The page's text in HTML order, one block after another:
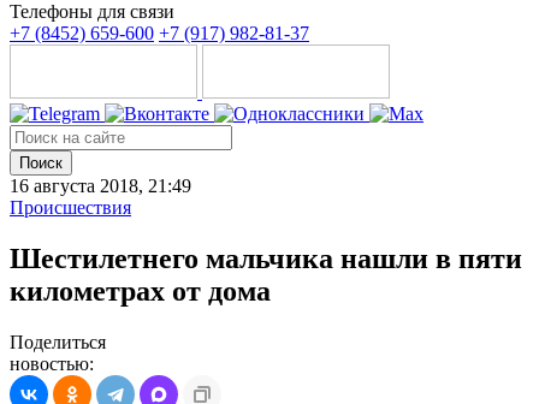
Телефоны для связи
+7 (8452) 659-600 +7 (917) 982-81-37
Поиск
16 августа 2018, 21:49
Происшествия
Шестилетнего мальчика нашли в пяти
километрах от дома
Поделиться
новостью: